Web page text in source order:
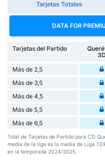
Tarjetas Totales
DATA FOR
Tarjetas del Partido
3D
Más de 2,5
Más de 3,5
Más de 4,5
Más de 5,5
Más de 6,5
Total de Tarjetas de Partido para CD
media de la liga es la media de Liga
en la temporada 2024/2025.